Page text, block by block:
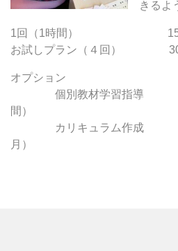
きるよ
1回（1時間）
お試しプラン（４回）
オプション
個別教材学習指
間）
カリキュラム作
月）